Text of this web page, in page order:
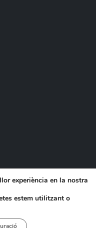
experiència en la nostra
estem utilitzant o